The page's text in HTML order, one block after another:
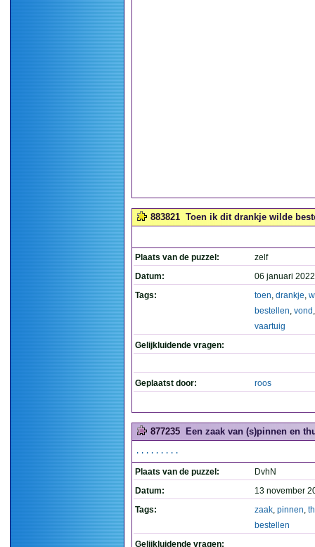
883821 Toen ik dit drankje wilde
Plaats van de puzzel:
zelf
Datum:
06 januari
Tags:
toen, drankje,
bestellen, vond
vaartuig
Gelijkluidende vragen:
Geplaatst door: roos
877235 Een zaak van (s)pinnen en
.........
Plaats van de puzzel:
DvhN
Datum:
13 november
Tags:
zaak, pinnen,
bestellen
Gelijkluidende vragen: